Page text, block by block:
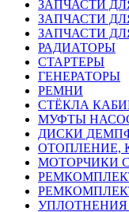
ЗАПЧАСТИ
ЗАПЧАСТИ
ЗАПЧАСТИ
РАДИАТОРЫ
СТАРТЕРЫ
ГЕНЕРАТОРЫ
РЕМНИ
СТЁКЛА
МУФТЫ
ДИСКИ
ОТОПЛЕНИЕ,
МОТОРЧИКИ